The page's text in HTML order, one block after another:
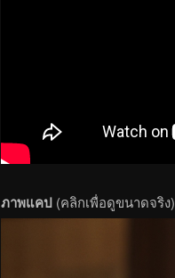
ภาพแคป (คลิกเพื่อดูขนาดจริง)